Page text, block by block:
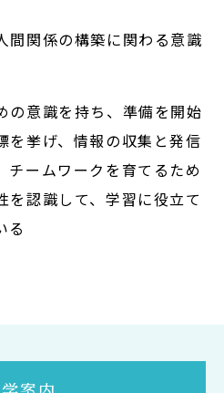
間関係の構築に関わる意識
の意識を持ち、準備を開始
を挙げ、情報の収集と発信
チームワークを育てるため
を認識して、学習に役立て
る